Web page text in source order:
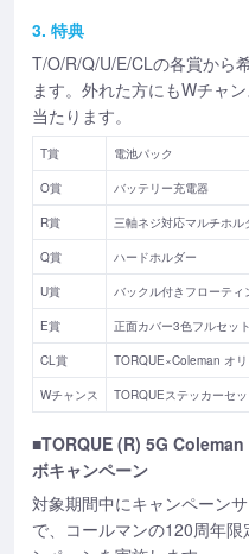
3. 特典
T/O/R/Q/U/E/CLの各賞から
ます。外れた方にもWチャ
当たります。
T賞 電池パック
O賞 バッテリー充電器
R賞 三軸ネジ対応マルチホル
Q賞 ハードホルダー
U賞 バックル付きフローティ
E賞 正面カバー3色フルセッ
CL賞 TORQUE×Coleman オ
Wチャンス TORQUEステッカーセッ
■TORQUE (R) 5G
ボキャンペーン
対象期間中にキャンペーン
で、コールマンの120周年